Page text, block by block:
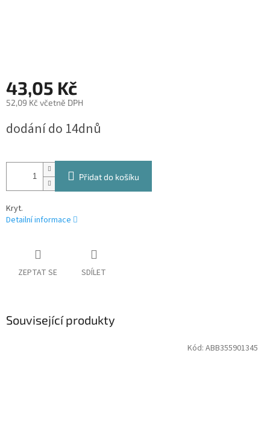
43,05 Kč
52,09 Kč včetně DPH
cena:
dodání do 14dnů
Přidat do košíku
Kryt.
Detailní informace
ZEPTAT SE SDÍLET
Související produkty
Kód: ABB355901345